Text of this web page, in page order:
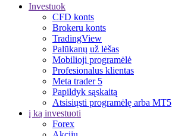
Investuok
CFD konts
Brokeru konts
TradingView
Palūkanų už lėšas
Mobilioji programėlė
Profesionalus klientas
Meta trader 5
Papildyk sąskaitą
Atsisiųsti programėlę arba MT5
į ką investuoti
Forex